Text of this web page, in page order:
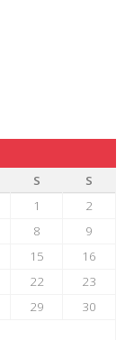
S
S
1
2
8
9
15
16
22
23
29
30